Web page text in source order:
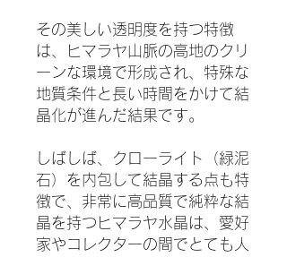
その美しい透明度を持つ特徴
は、ヒマラヤ山脈の高地のクリ
ーンな環境で形成され、特殊な
地質条件と長い時間をかけて結
晶化が進んだ結果です。
しばしば、クローライト（緑泥
石）を内包して結晶する点も特
徴で、非常に高品質で純粋な結
晶を持つヒマラヤ水晶は、愛好
家やコレクターの間でとても人